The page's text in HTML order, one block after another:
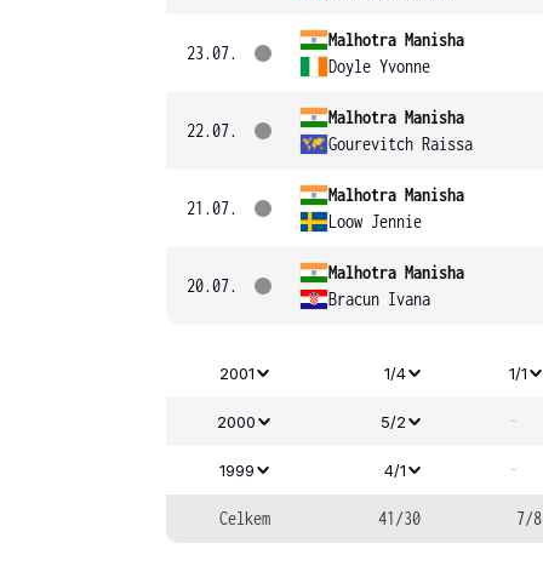
23.07.
Malhotra Manisha
Doyle Yvonne
22.07.
Malhotra Manisha
Gourevitch Raissa
21.07.
Malhotra Manisha
Loow Jennie
20.07.
Malhotra Manisha
Bracun Ivana
2001 1/4 1/1
2000 5/2 -
1999 4/1 -
Celkem 41/30 7/8